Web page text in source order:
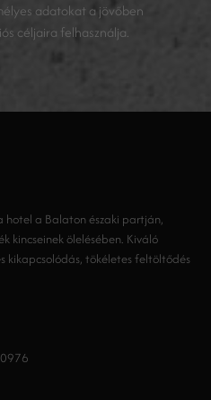
adatokat a jövőben
céljaira felhasználja.
hotel a Balaton északi partján,
kincseinek ölelésében. Kiváló
kikapcsolódás, tökéletes feltöltődés